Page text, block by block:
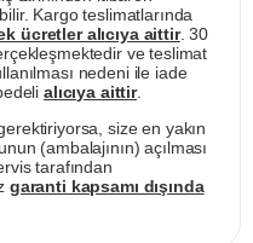
Kargo teslimatlarında
ücretler alıcıya aittir. 30
ve teslimat
nedeni ile iade
alıcıya aittir.
size en yakın
(ambalajının) açılması
tarafından
garanti kapsamı dışında